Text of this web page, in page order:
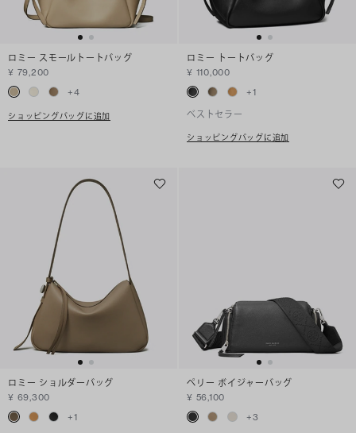
ロミー スモールトートバッグ
¥ 79,200
+4
ショッピングバッグに追加
ロミー トートバッグ
¥ 110,000
+1
ベストセラー
ショッピングバッグに追加
ロミー ショルダーバッグ
¥ 69,300
+1
ペリー ボイジャーバッグ
¥ 56,100
+3